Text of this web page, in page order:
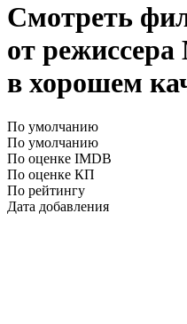
Смотреть
от
в хорошем
По умолчанию
По умолчанию
По оценке IMDB
По оценке КП
По рейтингу
Дата добавления